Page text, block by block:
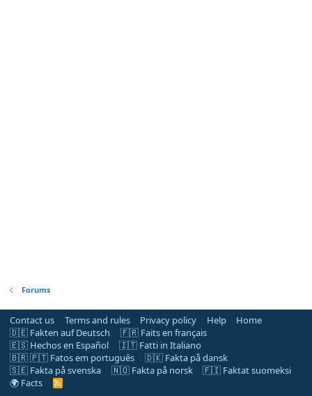
Forums
Contact us Terms and rules Privacy policy Help
Home
🇩🇪 Fakten auf Deutsch
🇫🇷 Faits en français
🇪🇸 Hechos en Español
🇮🇹 Fatti in Italiano
🇧🇷 🇵🇹 Fatos em português
🇩🇰 Fakta på dansk
🇸🇪 Fakta på svenska
🇳🇴 Fakta på norsk
🇫🇮 Faktat suomeksi
🌍 Facts
R